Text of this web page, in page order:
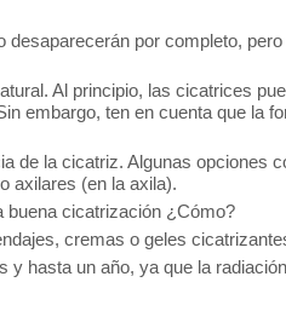
por completo,
Al principio, las cicatrices
embargo, ten en cuenta que la
de la cicatriz. Algunas opciones
axilares (en la axila).
buena cicatrización ¿Cómo?
cremas o geles
hasta un año, ya que la